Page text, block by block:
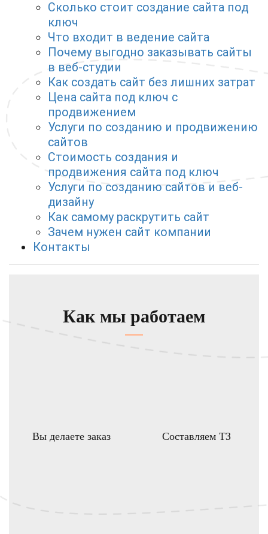
Сколько стоит создание сайта под
ключ
Что входит в ведение сайта
Почему выгодно заказывать сайты
в веб-студии
Как создать сайт без лишних затрат
Цена сайта под ключ с
продвижением
Услуги по созданию и продвижению
сайтов
Стоимость создания и
продвижения сайта под ключ
Услуги по созданию сайтов и веб-
дизайну
Как самому раскрутить сайт
Зачем нужен сайт компании
Контакты
Как мы работаем
Вы делаете заказ Составляем ТЗ